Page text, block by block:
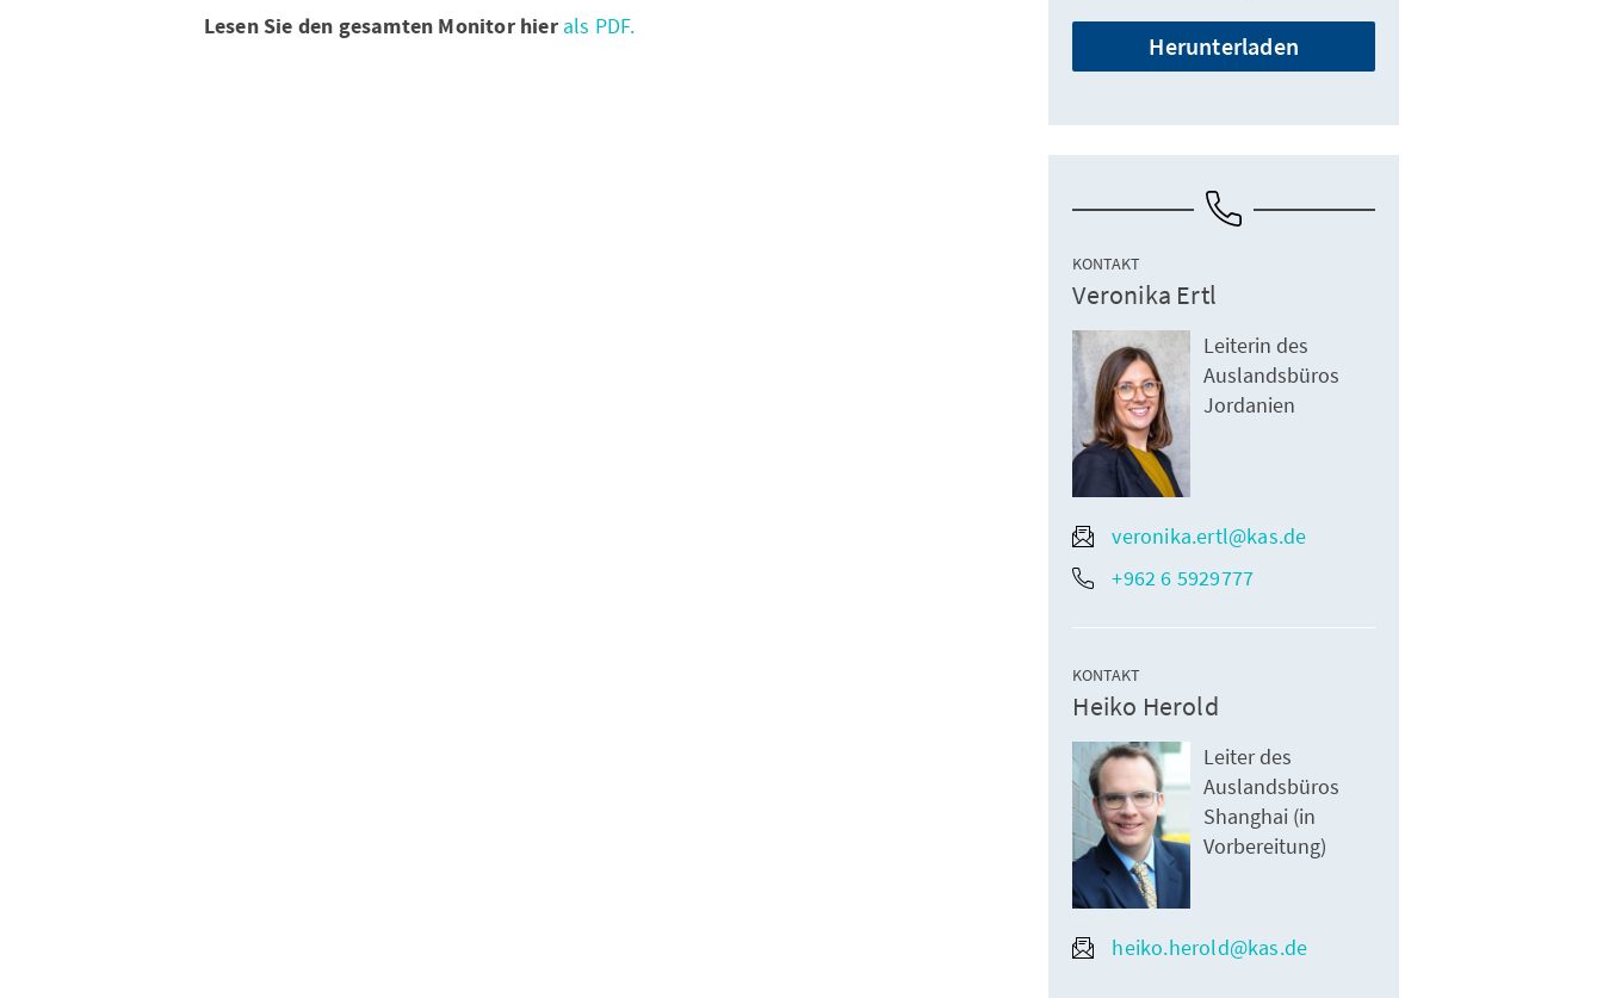
Lesen Sie den gesamten Monitor hier als PDF.
Herunterladen
KONTAKT
Veronika Ertl
Leiterin des
Auslandsbüros
Jordanien
veronika.ertl@kas.de
+962 6 5929777
KONTAKT
Heiko Herold
Leiter des
Auslandsbüros
Shanghai (in
Vorbereitung)
heiko.herold@kas.de